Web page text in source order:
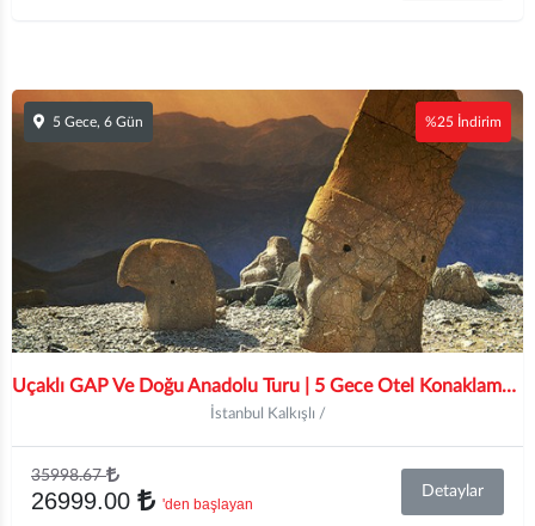
5 Gece, 6 Gün %25 İndirim
Uçaklı GAP Ve Doğu Anadolu Turu | 5 Gece Otel Konaklamalı |Sabiha Gökçen Havalimanı Hareketli
İstanbul Kalkışlı /
35998.67
26999.00 'den başlayan
Detaylar